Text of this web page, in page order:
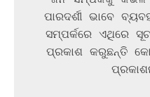
ପାରଦର୍ଶୀ ଭାବେ
ସମ୍ପର୍କରେ ଏଥିରେ
ପ୍ରକାଶ କରୁଛନ୍ତି